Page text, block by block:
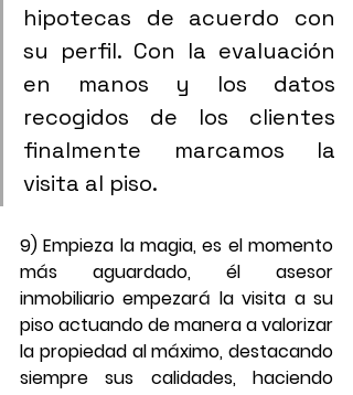
hipotecas de acuerdo con
su perfil. Con la evaluación
en manos y los datos
recogidos de los clientes
finalmente marcamos la
visita al piso.
9) Empieza la magia, es el momento
más aguardado, él asesor
inmobiliario empezará la visita a su
piso actuando de manera a valorizar
la propiedad al máximo, destacando
siempre sus calidades, haciendo